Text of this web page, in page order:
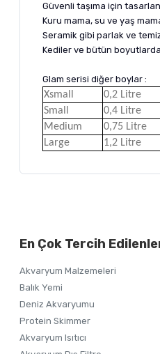
Güvenli taşıma için
Kuru mama, su ve yaş
Seramik gibi parlak ve
Kediler ve bütün
Glam serisi diğer boylar :
Xsmall
0,2 Litre
Small
0,4 Litre
Medium
0,75 Litre
Large
1,2 Litre
Ürün açıklamasında
Ürün fiyatı diğer
Bu ürüne benzer farklı
En Çok Tercih
Akvaryum Malzemeleri
Balık Yemi
Deniz Akvaryumu
Protein Skimmer
Akvaryum Isıtıcı